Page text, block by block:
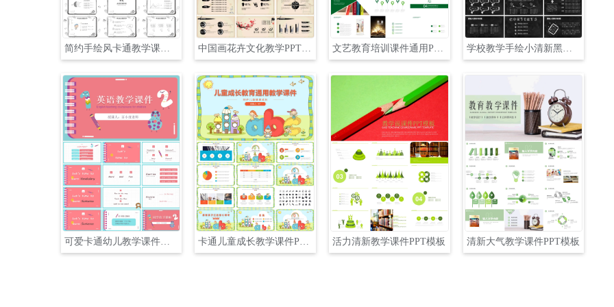
简约手绘风卡通教学课件PPT 学校教学手绘小清新黑板PPT模板
可爱卡通幼儿教学课件模板PPT 卡通儿童成长教学课件PPT模板 活力清新教学课件PPT模板 清新大气教学课件PPT模板